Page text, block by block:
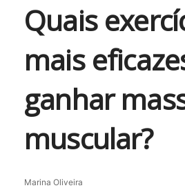
Quais
mais
ganhar
muscular?
Marina Oliveira